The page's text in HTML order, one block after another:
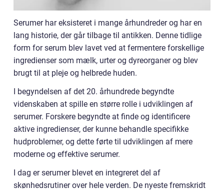
Serumer har eksisteret i mange århundreder og har en
lang historie, der går tilbage til antikken. Denne tidlige
form for serum blev lavet ved at fermentere forskellige
ingredienser som mælk, urter og dyreorganer og blev
brugt til at pleje og helbrede huden.
I begyndelsen af det 20. århundrede begyndte
videnskaben at spille en større rolle i udviklingen af
serumer. Forskere begyndte at finde og identificere
aktive ingredienser, der kunne behandle specifikke
hudproblemer, og dette førte til udviklingen af mere
moderne og effektive serumer.
I dag er serumer blevet en integreret del af
skønhedsrutiner over hele verden. De nyeste fremskridt